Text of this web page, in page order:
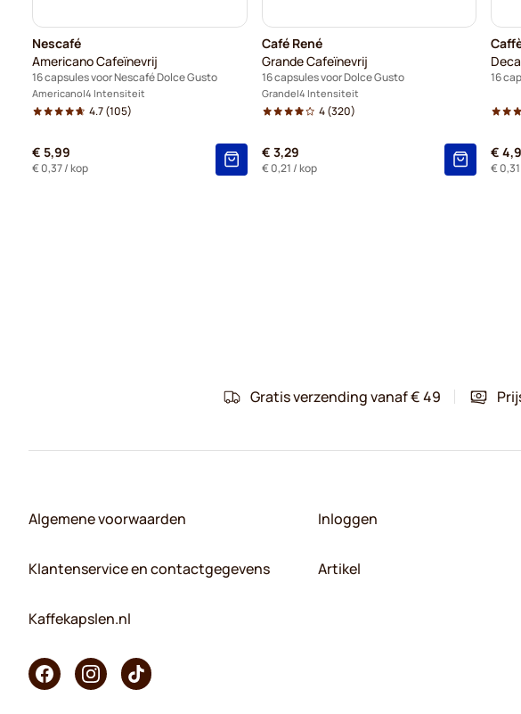
Nescafé
Americano Cafeïnevrij
16 capsules voor Nescafé Dolce Gusto
Americano 4 Intensiteit
4.7(105)
€ 5,99
€ 0,37/ kop
Café René
Grande Cafeïnevrij
16 capsules voor Dolce Gusto
Grande 4 Intensiteit
4(320)
€ 3,29
€ 0,21 / kop
16
€
€ 0,31
Gratis verzending vanaf € 49
Algemene voorwaarden
Klantenservice en contactgegevens
Kaffekapslen.nl
Inloggen
Artikel